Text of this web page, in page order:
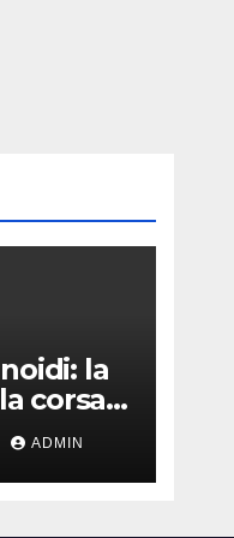
la
corsa
qualità
ADMIN